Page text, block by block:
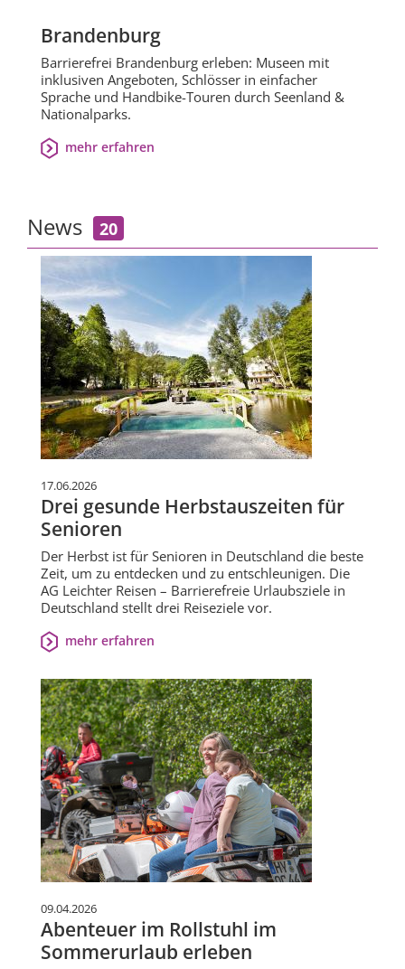
Brandenburg
Barrierefrei Brandenburg erleben: Museen mit
inklusiven Angeboten, Schlösser in einfacher
Sprache und Handbike-Touren durch Seenland &
Nationalparks.
mehr erfahren
News 20
17.06.2026
Drei gesunde Herbstauszeiten für
Senioren
Der Herbst ist für Senioren in Deutschland die beste
Zeit, um zu entdecken und zu entschleunigen. Die
AG Leichter Reisen – Barrierefreie Urlaubsziele in
Deutschland stellt drei Reiseziele vor.
mehr erfahren
09.04.2026
Abenteuer im Rollstuhl im
Sommerurlaub erleben